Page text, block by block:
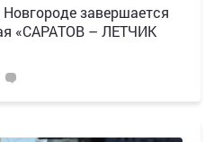
завершается
«САРАТОВ – ЛЕТЧИК